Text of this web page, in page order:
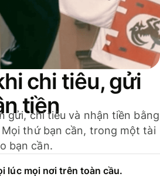
chi tiêu, gửi
tiền
gửi, chi tiêu và nhận tiền bằng
thứ bạn cần, trong một tài
bạn cần.
lúc mọi nơi trên toàn cầu.